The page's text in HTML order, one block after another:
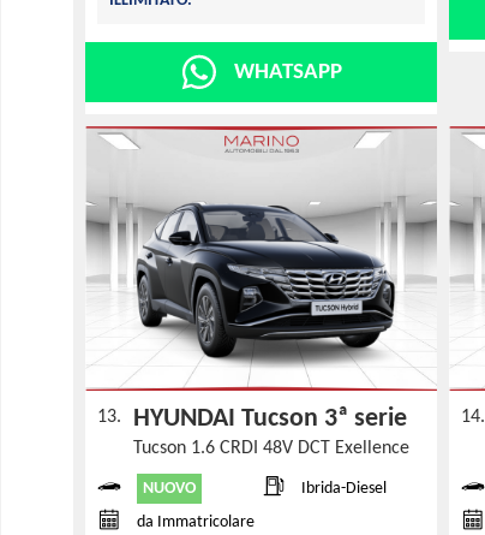
WHATSAPP
13. HYUNDAI Tucson 3ª serie
Tucson 1.6 CRDI 48V DCT Exellence
NUOVO
Ibrida-Diesel
da Immatricolare
14.